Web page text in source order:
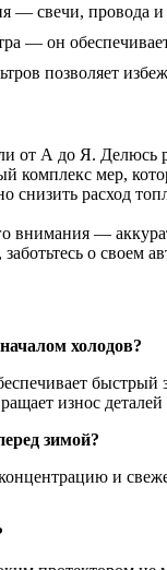
— свечи, провода
— он
позволяет
от А до Я. Делюсь
комплекс мер,
снизить расход
внимания —
о
холодов?
износ
зимой?
и